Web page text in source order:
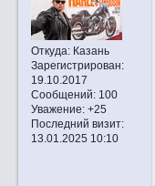
Откуда:Казань
Зарегистрирован:
19.10.2017
Сообщений:100
Уважение: +25
Последний визит:
13.01.2025 10:10